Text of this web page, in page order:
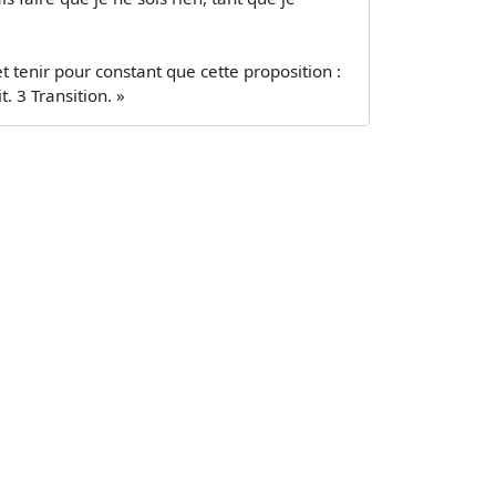
tenir pour constant que cette proposition :
3 Transition. »